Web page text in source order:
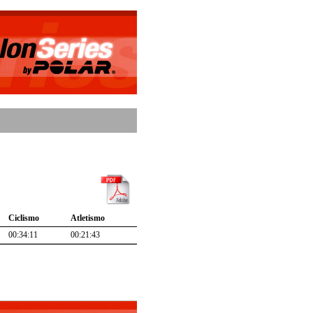
Ciclismo
Atletismo
00:34:11
00:21:43